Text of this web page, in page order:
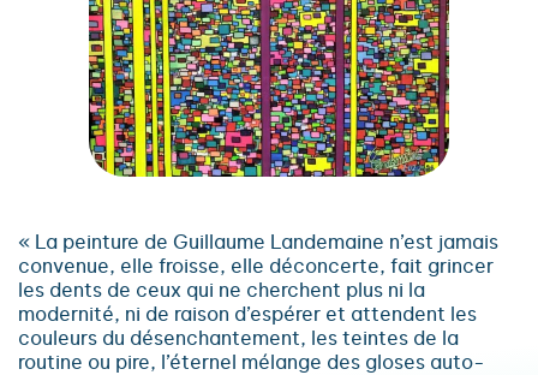
« La peinture de Guillaume Landemaine n’est jamais
convenue, elle froisse, elle déconcerte, fait grincer
les dents de ceux qui ne cherchent plus ni la
modernité, ni de raison d’espérer et attendent les
couleurs du désenchantement, les teintes de la
routine ou pire, l’éternel mélange des gloses auto-